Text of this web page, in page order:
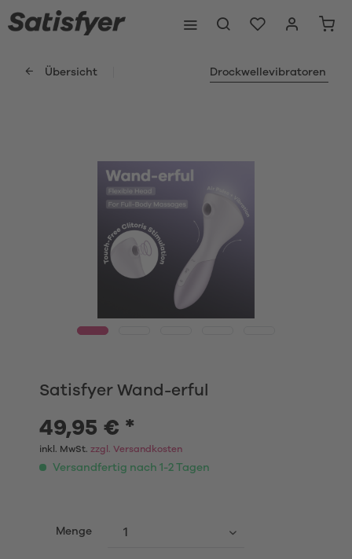
Übersicht Drockwellevibratoren
Satisfyer Wand-erful
49,95 € *
inkl. MwSt. zzgl. Versandkosten
Versandfertig nach 1-2 Tagen
Menge